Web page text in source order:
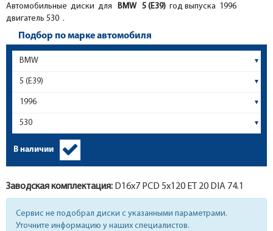
Автомобильные диски для
BMW 5 (E39) год выпуска 1996
двигатель 530 .
Подбор по марке автомобиля
В наличии
Заводская комплектация: D16x7 PCD 5x120 ET 20 DIA 74.1
Сервис не подобрал диски с указанными параметрами.
Уточните информацию у наших специалистов.